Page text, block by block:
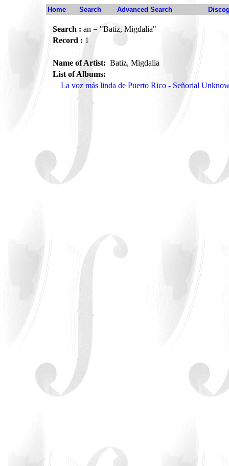
Home Search Advanced Search
Search : an = "Batiz, Migdalia"
Record : 1
Name of Artist: Batiz, Migdalia
List of Albums:
La voz más linda de Puerto Rico - Señorial